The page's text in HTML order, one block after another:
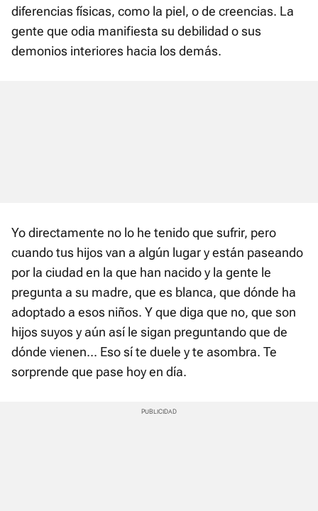
diferencias físicas, como la piel, o de creencias. La
gente que odia manifiesta su debilidad o sus
demonios interiores hacia los demás.
Yo directamente no lo he tenido que sufrir, pero
cuando tus hijos van a algún lugar y están paseando
por la ciudad en la que han nacido y la gente le
pregunta a su madre, que es blanca, que dónde ha
adoptado a esos niños. Y que diga que no, que son
hijos suyos y aún así le sigan preguntando que de
dónde vienen... Eso sí te duele y te asombra. Te
sorprende que pase hoy en día.